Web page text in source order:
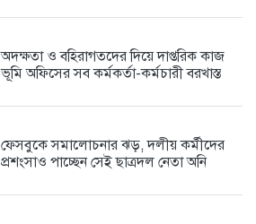
সরকারের রাজস্ব বৃদ্ধি এবং সাধারণ...
ফেসবুকে সমালোচনার ঝড়, দলীয় কর্মীদের...
অদক্ষতা ও বহিরাগতদের দিয়ে দাপ্তরিক কাজ
ভূমি অফিসের সব কর্মকর্তা-কর্মচারী বরখাস্ত
ফেসবুকে সমালোচনার ঝড়, দলীয় কর্মীদের
প্রশংসাও পাচ্ছেন সেই ছাত্রদল নেতা অনি